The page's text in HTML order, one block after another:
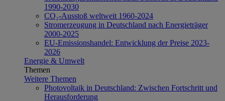
1990-2030
CO₂-Ausstoß weltweit 1960-2024
Stromerzeugung in Deutschland nach Energieträger
2000-2025
EU-Emissionshandel: Entwicklung der Preise 2023-
2026
Energie & Umwelt
Themen
Weitere Themen
Photovoltaik in Deutschland: Zwischen Fortschritt und
Herausforderung